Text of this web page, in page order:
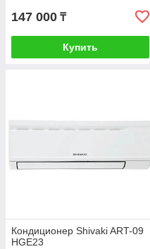
147 000 ₸
Купить
Кондиционер Shivaki ART-09
HGE23